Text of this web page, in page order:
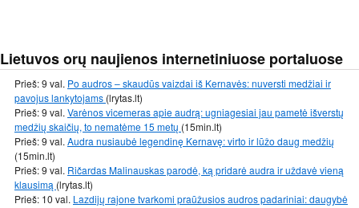
Lietuvos orų naujienos internetiniuose portaluose
Prieš: 9 val. Po audros – skaudūs vaizdai iš Kernavės: nuversti medžiai ir
pavojus lankytojams (lrytas.lt)
Prieš: 9 val. Varėnos vicemeras apie audrą: ugniagesiai jau pametė išverstų
medžių skaičių, to nematėme 15 metų (15min.lt)
Prieš: 9 val. Audra nusiaubė legendinę Kernavę: virto ir lūžo daug medžių
(15min.lt)
Prieš: 9 val. Ričardas Malinauskas parodė, ką pridarė audra ir uždavė vieną
klausimą (lrytas.lt)
Prieš: 10 val. Lazdijų rajone tvarkomi praūžusios audros padariniai: daugybė